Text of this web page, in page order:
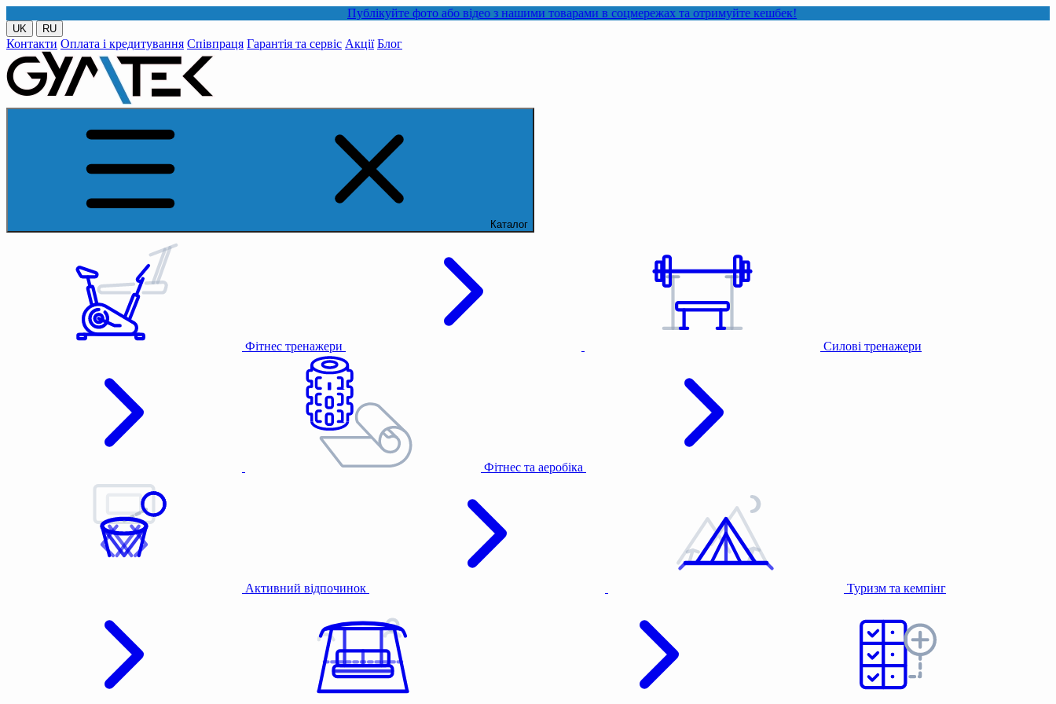
Публікуйте фото або відео з нашими товарами в соцмережах та отримуйте кешбек!
UK RU
Контакти Оплата і кредитування Співпраця Гарантія та сервіс Акції Блог
Каталог
Фітнес тренажери Силові тренажери
Фітнес та аеробіка
Активний відпочинок Туризм та кемпінг